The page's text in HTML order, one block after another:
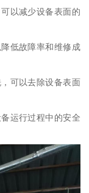
以减少设备表面的
低故障率和维修成
可以去除设备表面
运行过程中的安全